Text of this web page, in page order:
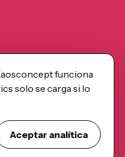
funciona
solo se carga si lo
Aceptar analítica